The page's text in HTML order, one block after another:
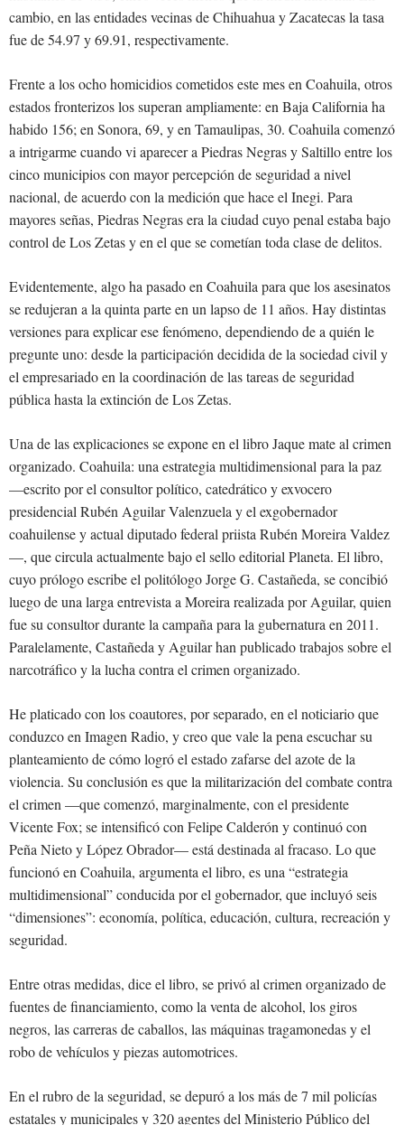
cambio, en las entidades vecinas de Chihuahua y Zacatecas la tasa
fue de 54.97 y 69.91, respectivamente.
Frente a los ocho homicidios cometidos este mes en Coahuila, otros
estados fronterizos los superan ampliamente: en Baja California ha
habido 156; en Sonora, 69, y en Tamaulipas, 30. Coahuila comenzó
a intrigarme cuando vi aparecer a Piedras Negras y Saltillo entre los
cinco municipios con mayor percepción de seguridad a nivel
nacional, de acuerdo con la medición que hace el Inegi. Para
mayores señas, Piedras Negras era la ciudad cuyo penal estaba bajo
control de Los Zetas y en el que se cometían toda clase de delitos.
Evidentemente, algo ha pasado en Coahuila para que los asesinatos
se redujeran a la quinta parte en un lapso de 11 años. Hay distintas
versiones para explicar ese fenómeno, dependiendo de a quién le
pregunte uno: desde la participación decidida de la sociedad civil y
el empresariado en la coordinación de las tareas de seguridad
pública hasta la extinción de Los Zetas.
Una de las explicaciones se expone en el libro Jaque mate al crimen
organizado. Coahuila: una estrategia multidimensional para la paz
—escrito por el consultor político, catedrático y exvocero
presidencial Rubén Aguilar Valenzuela y el exgobernador
coahuilense y actual diputado federal priista Rubén Moreira Valdez
—, que circula actualmente bajo el sello editorial Planeta. El libro,
cuyo prólogo escribe el politólogo Jorge G. Castañeda, se concibió
luego de una larga entrevista a Moreira realizada por Aguilar, quien
fue su consultor durante la campaña para la gubernatura en 2011.
Paralelamente, Castañeda y Aguilar han publicado trabajos sobre el
narcotráfico y la lucha contra el crimen organizado.
He platicado con los coautores, por separado, en el noticiario que
conduzco en Imagen Radio, y creo que vale la pena escuchar su
planteamiento de cómo logró el estado zafarse del azote de la
violencia. Su conclusión es que la militarización del combate contra
el crimen —que comenzó, marginalmente, con el presidente
Vicente Fox; se intensificó con Felipe Calderón y continuó con
Peña Nieto y López Obrador— está destinada al fracaso. Lo que
funcionó en Coahuila, argumenta el libro, es una “estrategia
multidimensional” conducida por el gobernador, que incluyó seis
“dimensiones”: economía, política, educación, cultura, recreación y
seguridad.
Entre otras medidas, dice el libro, se privó al crimen organizado de
fuentes de financiamiento, como la venta de alcohol, los giros
negros, las carreras de caballos, las máquinas tragamonedas y el
robo de vehículos y piezas automotrices.
En el rubro de la seguridad, se depuró a los más de 7 mil policías
estatales y municipales y 320 agentes del Ministerio Público del